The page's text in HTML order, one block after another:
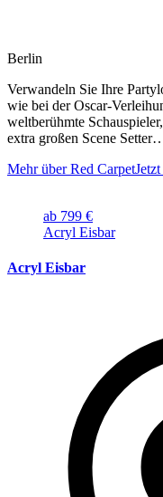
Berlin
Verwandeln Sie Ihre
wie bei der Oscar-
weltberühmte
extra großen Scene
Mehr über Red Carpet
ab 799 €
Acryl Eisbar
Acryl Eisbar